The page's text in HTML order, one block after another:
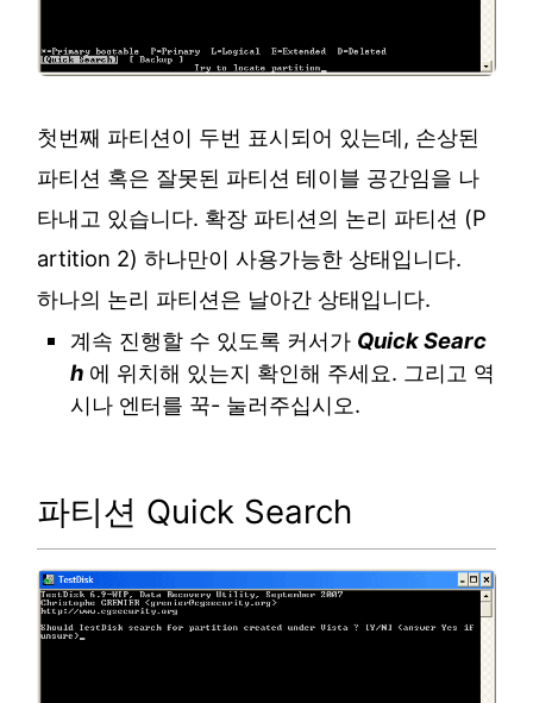
첫번째 파티션이 두번 표시되어 있는데, 손상된
파티션 혹은 잘못된 파티션 테이블 공간임을 나
타내고 있습니다. 확장 파티션의 논리 파티션 (P
artition 2) 하나만이 사용가능한 상태입니다.
하나의 논리 파티션은 날아간 상태입니다.
계속 진행할 수 있도록 커서가 Quick Searc
h에 위치해 있는지 확인해 주세요. 그리고 역
시나 엔터를 꾹- 눌러주십시오.
파티션 Quick Search